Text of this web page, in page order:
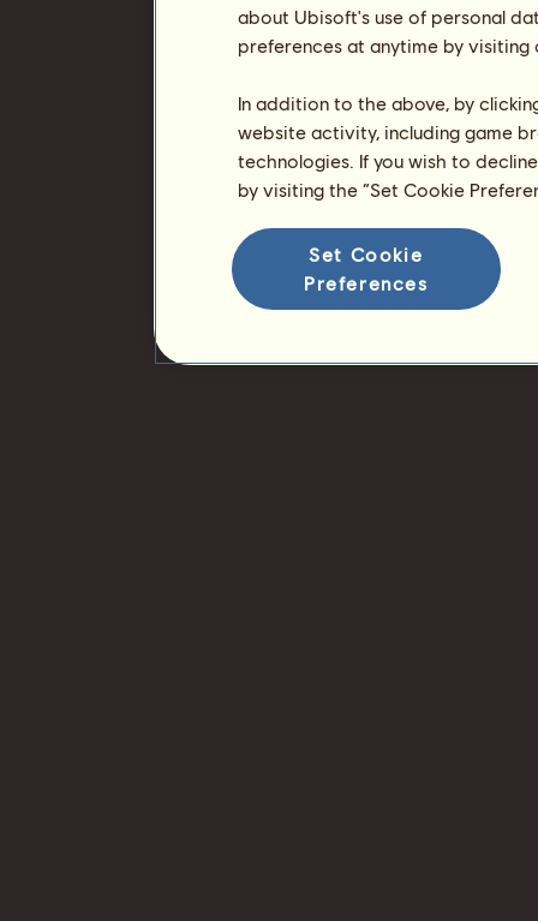
about Ubisoft's use of personal
preferences at anytime by
In addition to the above, by
website activity, including game
technologies. If you wish to
by visiting the “Set Cookie
Set Cookie
Preferences